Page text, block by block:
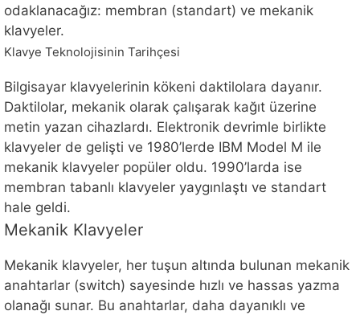
odaklanacağız: membran (standart) ve mekanik
klavyeler.
Klavye Teknolojisinin Tarihçesi
Bilgisayar klavyelerinin kökeni daktilolara dayanır.
Daktilolar, mekanik olarak çalışarak kağıt üzerine
metin yazan cihazlardı. Elektronik devrimle birlikte
klavyeler de gelişti ve 1980’lerde IBM Model M ile
mekanik klavyeler popüler oldu. 1990’larda ise
membran tabanlı klavyeler yaygınlaştı ve standart
hale geldi.
Mekanik Klavyeler
Mekanik klavyeler, her tuşun altında bulunan mekanik
anahtarlar (switch) sayesinde hızlı ve hassas yazma
olanağı sunar. Bu anahtarlar, daha dayanıklı ve